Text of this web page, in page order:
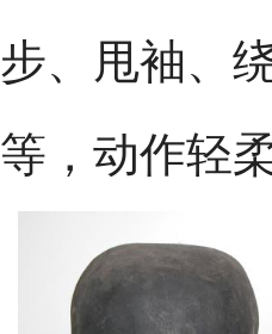
步、甩袖、
等，动作轻